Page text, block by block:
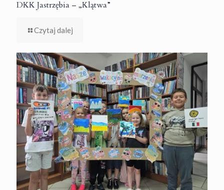
DKK Jastrzębia – „Klątwa”
Czytaj dalej